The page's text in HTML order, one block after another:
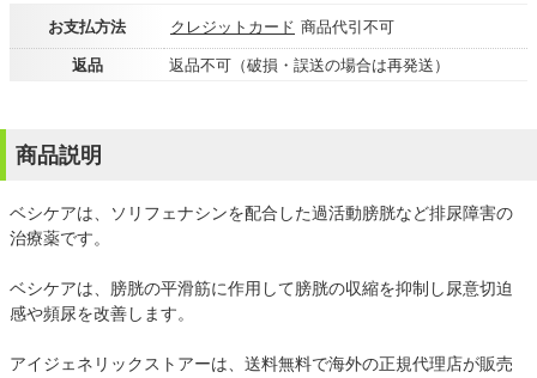
お支払方法 クレジットカード 商品代引不可
返品
返品不可（破損・誤送の場合は再発送）
商品説明
ベシケアは、ソリフェナシンを配合した過活動膀胱など排尿障害の
治療薬です。
ベシケアは、膀胱の平滑筋に作用して膀胱の収縮を抑制し尿意切迫
感や頻尿を改善します。
アイジェネリックストアーは、送料無料で海外の正規代理店が販売